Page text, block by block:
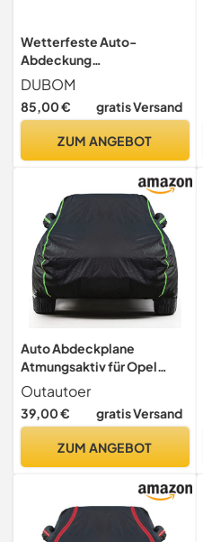
Wetterfeste Auto-
Abdeckung
Autoabdeckung für
Mercedes Benz W124
Coupe 220 CE,
Autoschutzhülle
Staubdicht Winddichte
Allwetterschutz (Color : B2)
DUBOM
85,00 € gratis Versand
ZUM ANGEBOT
Auto Abdeckplane
Atmungsaktiv für Opel
Kadett C Coupe 1973-1979
Coupe,Auto Abdeckplane
Schwarz Autoplane Indoor
Sommer Autoabdeckung
Outautoer
39,00 € gratis Versand
ZUM ANGEBOT